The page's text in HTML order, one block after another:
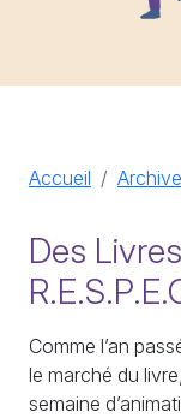
Accueil
Des
Comme l’an
le marché du
semaine